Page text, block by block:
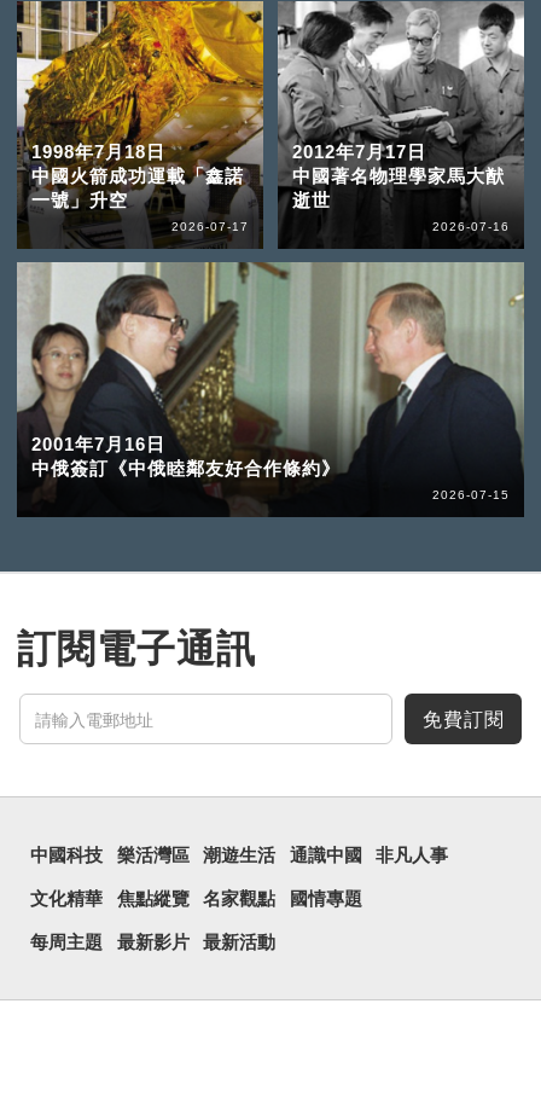
1998年7月18日
中國火箭成功運載「鑫諾
一號」升空
2026-07-17
2012年7月17日
中國著名物理學家馬大猷
逝世
2026-07-16
2001年7月16日
中俄簽訂《中俄睦鄰友好合作條約》
2026-07-15
訂閱電子通訊
免費訂閱
中國科技 樂活灣區 潮遊生活 通識中國 非凡人事
文化精華 焦點縱覽 名家觀點 國情專題
每周主題 最新影片 最新活動